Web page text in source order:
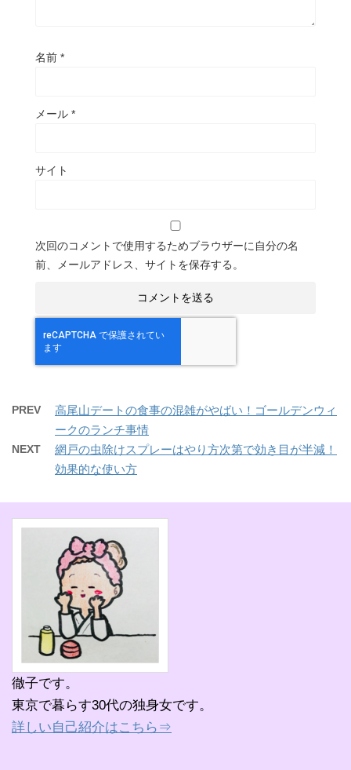
名前 *
メール *
サイト
次回のコメントで使用するためブラウザーに自分の名
前、メールアドレス、サイトを保存する。
PREV
高尾山デートの食事の混雑がやばい！ゴールデンウィ
ークのランチ事情
NEXT
網戸の虫除けスプレーはやり方次第で効き目が半減！
効果的な使い方
徹子です。
東京で暮らす30代の独身女です。
詳しい自己紹介はこちら⇒